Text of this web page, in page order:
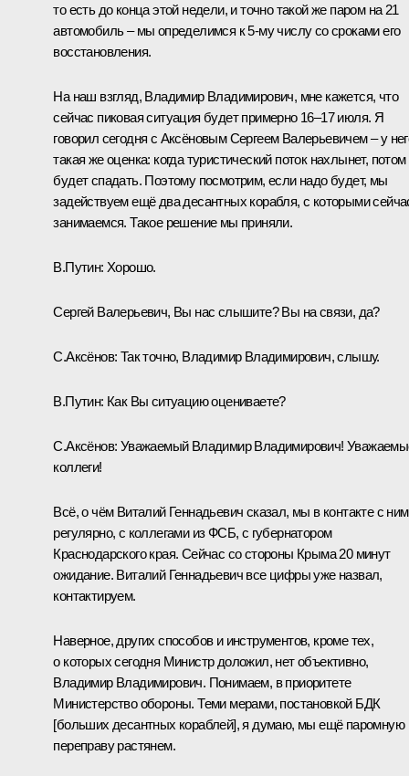
то есть до конца этой недели, и точно такой же паром на 21
автомобиль – мы определимся к 5-му числу со сроками его
восстановления.
На наш взгляд, Владимир Владимирович, мне кажется, что
сейчас пиковая ситуация будет примерно 16–17 июля. Я
говорил сегодня с Аксёновым Сергеем Валерьевичем – у
такая же оценка: когда туристический поток нахлынет, потом
будет спадать. Поэтому посмотрим, если надо будет, мы
задействуем ещё два десантных корабля, с которыми
занимаемся. Такое решение мы приняли.
В.Путин: Хорошо.
Сергей Валерьевич, Вы нас слышите? Вы на связи, да?
С.Аксёнов: Так точно, Владимир Владимирович, слышу.
В.Путин: Как Вы ситуацию оцениваете?
С.Аксёнов: Уважаемый Владимир Владимирович!
коллеги!
Всё, о чём Виталий Геннадьевич сказал, мы в контакте с ним
регулярно, с коллегами из ФСБ, с губернатором
Краснодарского края. Сейчас со стороны Крыма 20 минут
ожидание. Виталий Геннадьевич все цифры уже назвал,
контактируем.
Наверное, других способов и инструментов, кроме тех,
о которых сегодня Министр доложил, нет объективно,
Владимир Владимирович. Понимаем, в приоритете
Министерство обороны. Теми мерами, постановкой БДК
[больших десантных кораблей], я думаю, мы ещё паромную
переправу растянем.